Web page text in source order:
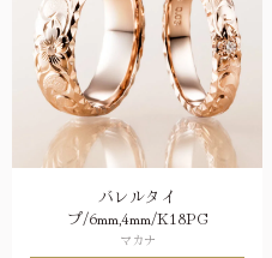
バレルタイ
プ/6mm,4mm/K18PG
マカナ